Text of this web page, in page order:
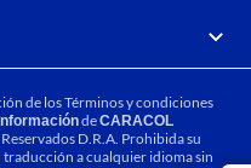
de losTérminos y condiciones
deCARACOL
D.R.A. Prohibida su
a cualquier idioma sin